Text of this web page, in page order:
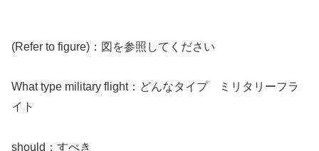
(Refer to figure)：図を参照してください
What type military flight：どんなタイプ ミリタリーフラ
イト
should：すべき